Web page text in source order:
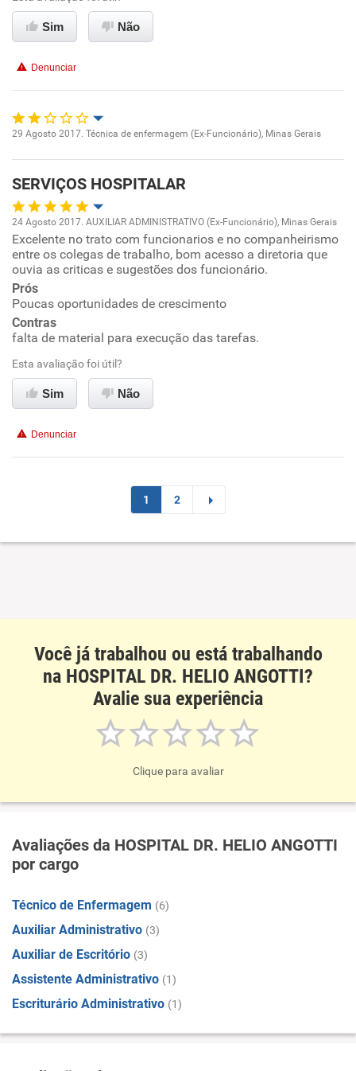
Conciliação com a vida familiar
Recomenda a diretoria
Sim Não
Denunciar
Ambiente de trabalho
Conciliação com a vida familiar
Benefícios
Recomenda esta empresa
29 Agosto 2017. Técnica de enfermagem (Ex-Funcionário), Minas Gerais
SERVIÇOS HOSPITALAR
Oportunidade de promoção
Ambiente de trabalho
Conciliação com a vida familiar
Benefícios
Recomenda esta empresa
24 Agosto 2017. AUXILIAR ADMINISTRATIVO (Ex-Funcionário), Minas Gerais
Excelente no trato com funcionarios e no companheirismo
entre os colegas de trabalho, bom acesso a diretoria que
ouvia as criticas e sugestões dos funcionário.
Prós
Poucas oportunidades de crescimento
Contras
falta de material para execução das tarefas.
Esta avaliação foi útil?
Sim Não
Denunciar
1 2
Você já trabalhou ou está trabalhando
na HOSPITAL DR. HELIO ANGOTTI?
Avalie sua experiência
Clique para avaliar
Avaliações da HOSPITAL DR. HELIO ANGOTTI
por cargo
Técnico de Enfermagem (6)
Auxiliar Administrativo (3)
Auxiliar de Escritório (3)
Assistente Administrativo (1)
Escriturário Administrativo (1)